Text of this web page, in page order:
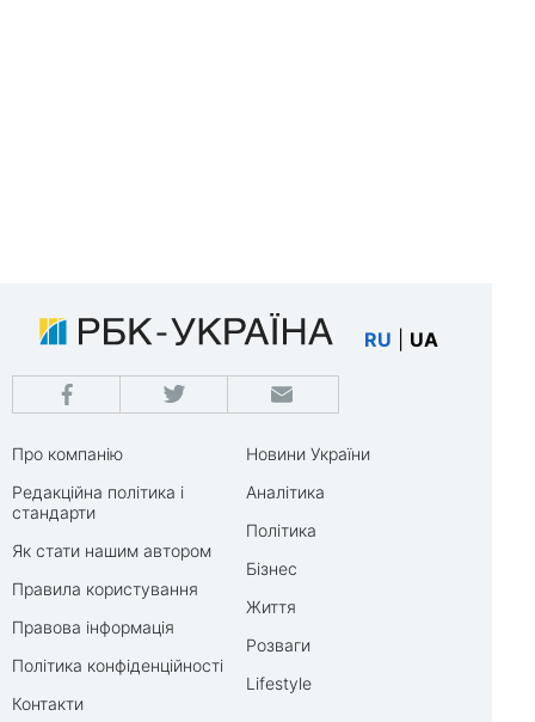
RU UA
Про компанію
Редакційна політика і
стандарти
Як стати нашим автором
Правила користування
Правова інформація
Політика конфіденційності
Контакти
Новини України
Аналітика
Політика
Бізнес
Життя
Розваги
Lifestyle